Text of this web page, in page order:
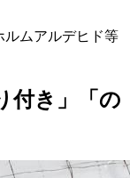
ルムアルデヒド等
付き」「の